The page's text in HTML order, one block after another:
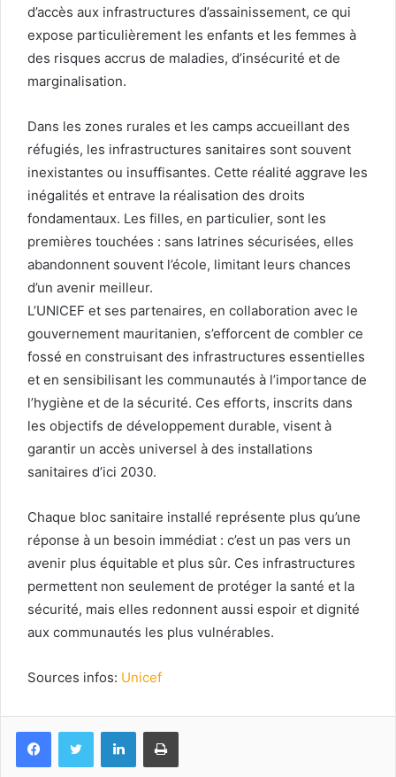
d’accès aux infrastructures d’assainissement, ce qui
expose particulièrement les enfants et les femmes à
des risques accrus de maladies, d’insécurité et de
marginalisation.
Dans les zones rurales et les camps accueillant des
réfugiés, les infrastructures sanitaires sont souvent
inexistantes ou insuffisantes. Cette réalité aggrave les
inégalités et entrave la réalisation des droits
fondamentaux. Les filles, en particulier, sont les
premières touchées : sans latrines sécurisées, elles
abandonnent souvent l’école, limitant leurs chances
d’un avenir meilleur.
L’UNICEF et ses partenaires, en collaboration avec le
gouvernement mauritanien, s’efforcent de combler ce
fossé en construisant des infrastructures essentielles
et en sensibilisant les communautés à l’importance de
l’hygiène et de la sécurité. Ces efforts, inscrits dans
les objectifs de développement durable, visent à
garantir un accès universel à des installations
sanitaires d’ici 2030.
Chaque bloc sanitaire installé représente plus qu’une
réponse à un besoin immédiat : c’est un pas vers un
avenir plus équitable et plus sûr. Ces infrastructures
permettent non seulement de protéger la santé et la
sécurité, mais elles redonnent aussi espoir et dignité
aux communautés les plus vulnérables.
Sources infos: Unicef
FacebookTwitter LinkedinImprimer